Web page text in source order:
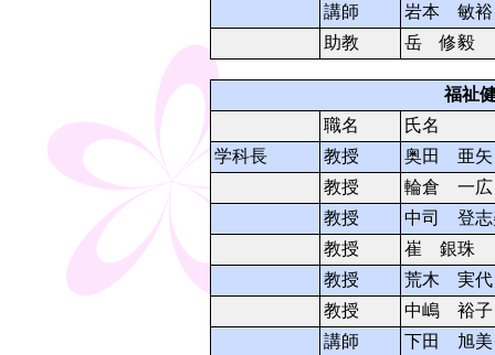
講師
岩本 敏裕
助教
岳 修毅
福祉
職名
氏名
学科長
教授
奥田 亜矢
教授
輪倉 一広
教授
中司 登志
教授
崔 銀珠
教授
荒木 実代
教授
中嶋 裕子
講師
下田 旭美